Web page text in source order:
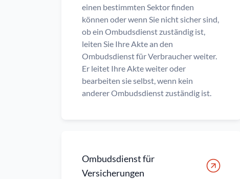
einen bestimmten Sektor finden
können oder wenn Sie nicht sicher sind,
ob ein Ombudsdienst zuständig ist,
leiten Sie Ihre Akte an den
Ombudsdienst für Verbraucher weiter.
Er leitet Ihre Akte weiter oder
bearbeiten sie selbst, wenn kein
anderer Ombudsdienst zuständig ist.
Ombudsdienst für
Versicherungen